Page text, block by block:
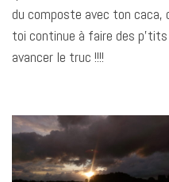
du composte avec ton
toi continue à faire des
avancer le truc !!!!